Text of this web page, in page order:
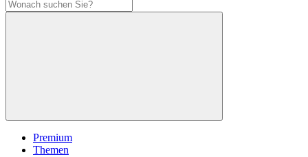
Premium
Themen